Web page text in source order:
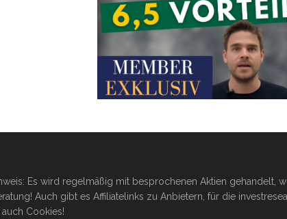
Es wird regelmäßig mit besprochenen Aktien gehandelt,
Auch gibt es Affiliatelinks zu Anbietern, für die
Cookies!